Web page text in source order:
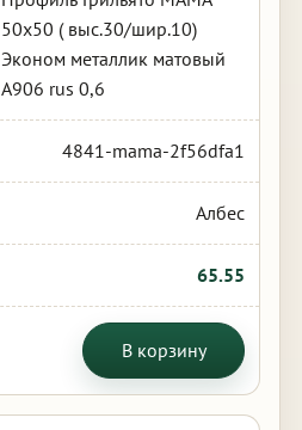
50х50 ( выс.30/шир.10)
Эконом металлик матовый
А906 rus 0,6
4841-mama-2f56dfa1
Албес
65.55
В корзину